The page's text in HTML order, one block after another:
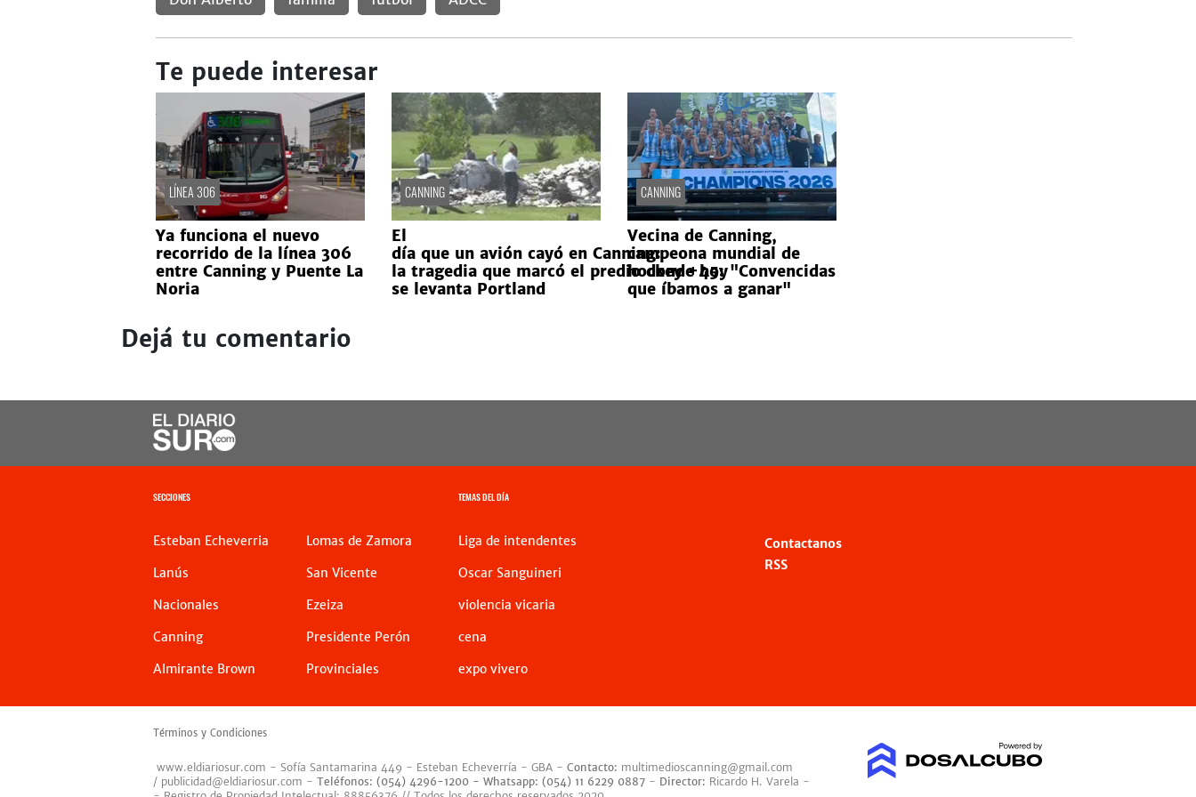
Te puede interesar
LÍNEA 306
Ya funciona el nuevo
recorrido de la línea 306
entre Canning y Puente La
Noria
CANNING
El
día que un avión cayó en Canning:
la tragedia que marcó el predio donde hoy
se levanta Portland
CANNING
Vecina de Canning,
campeona mundial de
hockey +45: "Convencidas
que íbamos a ganar"
Dejá tu comentario
SECCIONES
Esteban Echeverria
Lanús
Nacionales
Canning
Almirante Brown
Lomas de Zamora
San Vicente
Ezeiza
Presidente Perón
Provinciales
TEMAS DEL DÍA
Liga de intendentes
Oscar Sanguineri
violencia vicaria
cena
expo vivero
Contactanos
RSS
Términos y Condiciones
www.eldiariosur.com - Sofía Santamarina 449 - Esteban Echeverría - GBA - Contacto: multimedioscanning@gmail.com
/ publicidad@eldiariosur.com - Teléfonos: (054) 4296-1200 - Whatsapp: (054) 11 6229 0887 - Director: Ricardo H. Varela -